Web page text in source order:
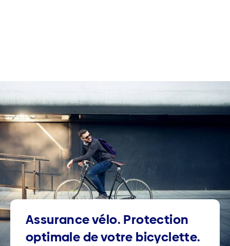
Assurance vélo. Protection
optimale de votre bicyclette.